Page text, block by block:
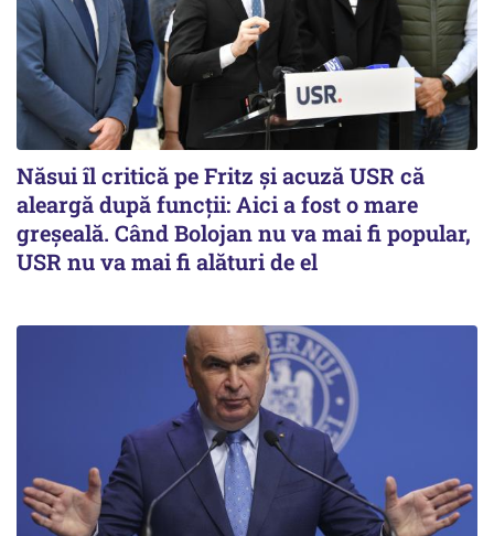
Năsui îl critică pe Fritz și acuză USR că
aleargă după funcții: Aici a fost o mare
greșeală. Când Bolojan nu va mai fi popular,
USR nu va mai fi alături de el